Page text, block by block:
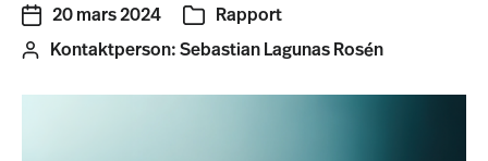
20 mars 2024
Rapport
Kontaktperson:Sebastian Lagunas Rosén